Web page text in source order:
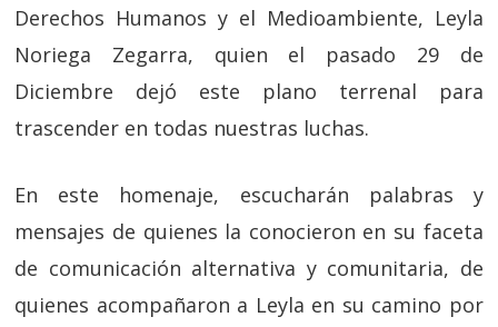
Derechos Humanos y el Medioambiente, Leyla
Noriega Zegarra, quien el pasado 29 de
Diciembre dejó este plano terrenal para
trascender en todas nuestras luchas.
En este homenaje, escucharán palabras y
mensajes de quienes la conocieron en su faceta
de comunicación alternativa y comunitaria, de
quienes acompañaron a Leyla en su camino por